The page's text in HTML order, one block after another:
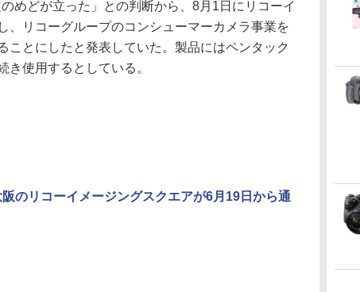
めどが立った」との判断から、8月1日にリコーイ
、リコーグループのコンシューマーカメラ事業を
ことにしたと発表していた。製品にはペンタック
き使用するとしている。
のリコーイメージングスクエアが6月19日から通